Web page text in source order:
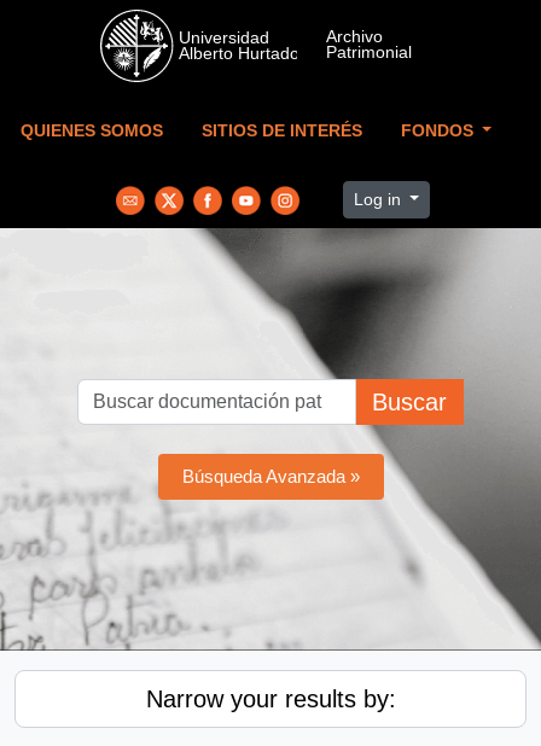
Skip to main content
QUIENES SOMOS SITIOS DE INTERÉS FONDOS
Log in
Buscar
Búsqueda Avanzada »
Narrow your results by: